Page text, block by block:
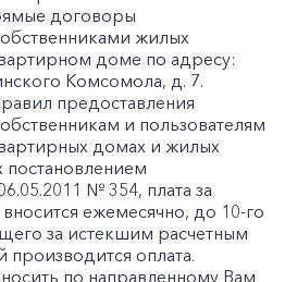
договоры
жилых
доме по адресу:
Комсомола, д. 7.
предоставления
и пользователям
домах и жилых
№ 354, плата за
ежемесячно, до 10-го
за истекшим расчетным
оплата.
по направленному Вам